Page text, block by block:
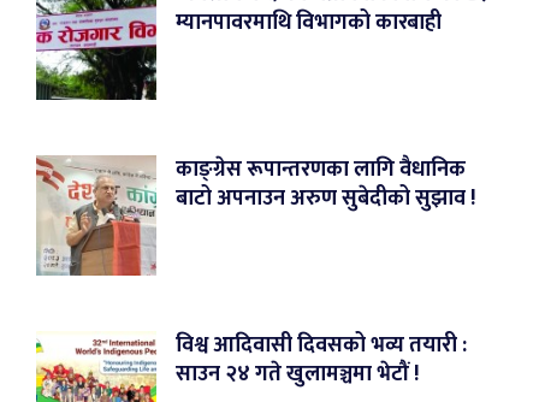
म्यानपावरमाथि विभागको कारबाही
काङ्ग्रेस रूपान्तरणका लागि वैधानिक
बाटो अपनाउन अरुण सुबेदीको सुझाव !
विश्व आदिवासी दिवसको भव्य तयारी :
साउन २४ गते खुलामञ्चमा भेटौं !